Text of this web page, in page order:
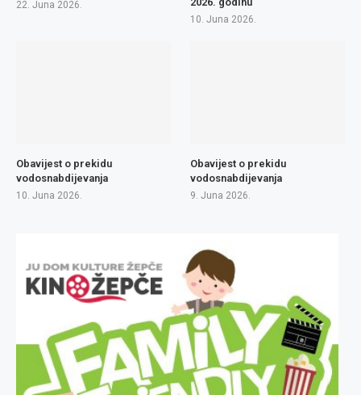
22. Juna 2026.
10. Juna 2026.
Obavijest o prekidu
vodosnabdijevanja
10. Juna 2026.
Obavijest o prekidu
vodosnabdijevanja
9. Juna 2026.